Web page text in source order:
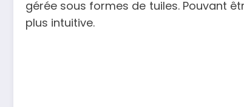
gérée sous formes de tuiles. Pouvant
plus intuitive.